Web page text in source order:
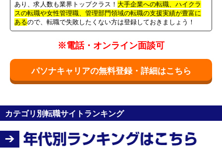
あり、求人数も業界トップクラス！ 大手企業への転職、ハイクラ
スの転職や女性管理職、管理部門領域の転職の支援実績が豊富に
あるので、転職で失敗したくない方は登録しておきましょう！
※電話・オンライン面談可
パソナキャリアの無料登録・詳細はこちら
カテゴリ別転職サイトランキング